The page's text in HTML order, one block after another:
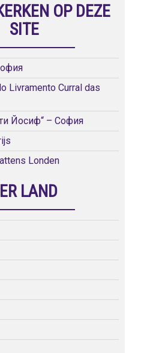
OP DEZE
SITE
Livramento Curral das
Йосиф“ – София
Londen
LAND